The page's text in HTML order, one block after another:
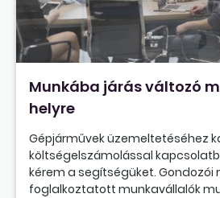
Munkába járás változó
helyre
Gépjárművek üzemeltetéséhez
költségelszámolással
kérem a segítségüket. Gondozói
foglalkoztatott munkavállalók